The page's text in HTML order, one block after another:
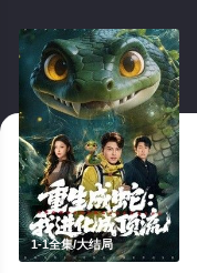
1-1全集/大结局